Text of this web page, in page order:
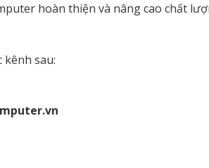
hoàn thiện và nâng cao chất
kênh sau: